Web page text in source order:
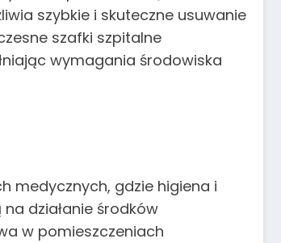
szybkie i skuteczne usuwanie
szafki szpitalne
wymagania środowiska
medycznych, gdzie higiena i
działanie środków
w pomieszczeniach